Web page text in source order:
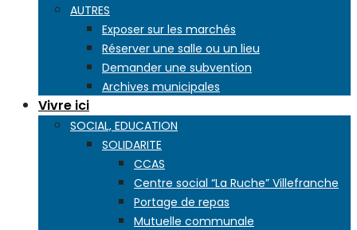
AUTRES
Exposer sur les marchés
Réserver une salle ou un lieu
Demander une subvention
Archives municipales
Vivre ici
SOCIAL, EDUCATION
SOLIDARITE
CCAS
Centre social “La Ruche” Villefranche
Portage de repas
Mutuelle communale